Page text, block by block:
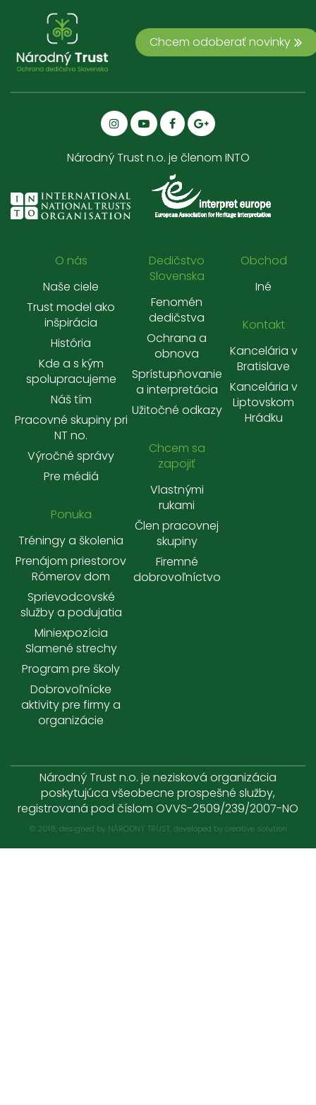
Chcem odoberať novinky
Národný Trust n.o. je členom INTO
O nás
Naše ciele
Trust model ako
inšpirácia
História
Kde a s kým
spolupracujeme
Náš tím
Pracovné skupiny pri
NT no.
Výročné správy
Pre médiá
Ponuka
Tréningy a školenia
Prenájom priestorov
Rómerov dom
Sprievodcovské
služby a podujatia
Miniexpozícia
Slamené strechy
Program pre školy
Dobrovoľnícke
aktivity pre firmy a
organizácie
Dedičstvo
Slovenska
Fenomén
dedičstva
Ochrana a
obnova
Sprístupňovanie
a interpretácia
Užitočné odkazy
Chcem sa
zapojiť
Vlastnými
rukami
Člen pracovnej
skupiny
Firemné
dobrovoľníctvo
Obchod
Iné
Kontakt
Kancelária v
Bratislave
Kancelária v
Liptovskom
Hrádku
Národný Trust n.o. je nezisková organizácia
poskytujúca všeobecne prospešné služby,
registrovaná pod číslom OVVS-2509/239/2007-NO
© 2018, designed by NÁRODNÝ TRUST, developed bycreative solution